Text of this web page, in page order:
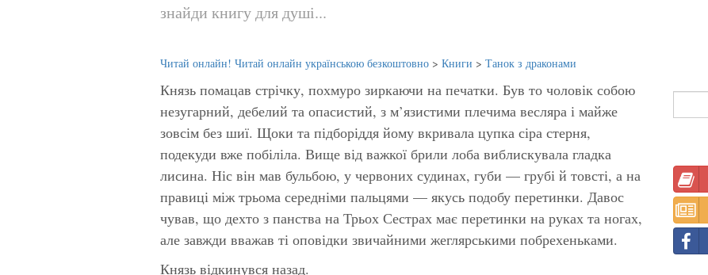
знайди книгу для душі...
Читай онлайн! Читай онлайн українською безкоштовно > Книги > Танок з драконами
Князь помацав стрічку, похмуро зиркаючи на печатки. Був то чоловік собою
незугарний, дебелий та опасистий, з м’язистими плечима весляра і майже
зовсім без шиї. Щоки та підборіддя йому вкривала цупка сіра стерня,
подекуди вже побіліла. Вище від важкої брили лоба виблискувала гладка
лисина. Ніс він мав бульбою, у червоних судинах, губи — грубі й товсті, а на
правиці між трьома середніми пальцями — якусь подобу перетинки. Давос
чував, що дехто з панства на Трьох Сестрах має перетинки на руках та ногах,
але завжди вважав ті оповідки звичайними жеглярськими побрехеньками.
Князь відкинувся назад.